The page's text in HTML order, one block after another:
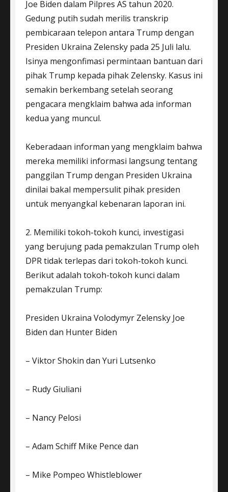
Joe Biden dalam Pilpres AS tahun 2020.
Gedung putih sudah merilis transkrip
pembicaraan telepon antara Trump dengan
Presiden Ukraina Zelensky pada 25 Juli lalu.
Isinya mengonfimasi permintaan bantuan dari
pihak Trump kepada pihak Zelensky. Kasus ini
semakin berkembang setelah seorang
pengacara mengklaim bahwa ada informan
kedua yang muncul.
Keberadaan informan yang mengklaim bahwa
mereka memiliki informasi langsung tentang
panggilan Trump dengan Presiden Ukraina
dinilai bakal mempersulit pihak presiden
untuk menyangkal kebenaran laporan ini.
2. Memiliki tokoh-tokoh kunci, investigasi
yang berujung pada pemakzulan Trump oleh
DPR tidak terlepas dari tokoh-tokoh kunci.
Berikut adalah tokoh-tokoh kunci dalam
pemakzulan Trump:
Presiden Ukraina Volodymyr Zelensky Joe
Biden dan Hunter Biden
– Viktor Shokin dan Yuri Lutsenko
– Rudy Giuliani
– Nancy Pelosi
– Adam Schiff Mike Pence dan
– Mike Pompeo Whistleblower